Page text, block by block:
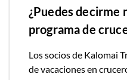
¿Puedes decirme
programa de
Los socios de Kalomai
de vacaciones en